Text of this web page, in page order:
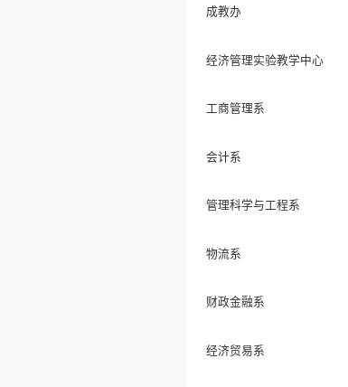
成教办
经济管理实验教学中心
工商管理系
会计系
管理科学与工程系
物流系
财政金融系
经济贸易系